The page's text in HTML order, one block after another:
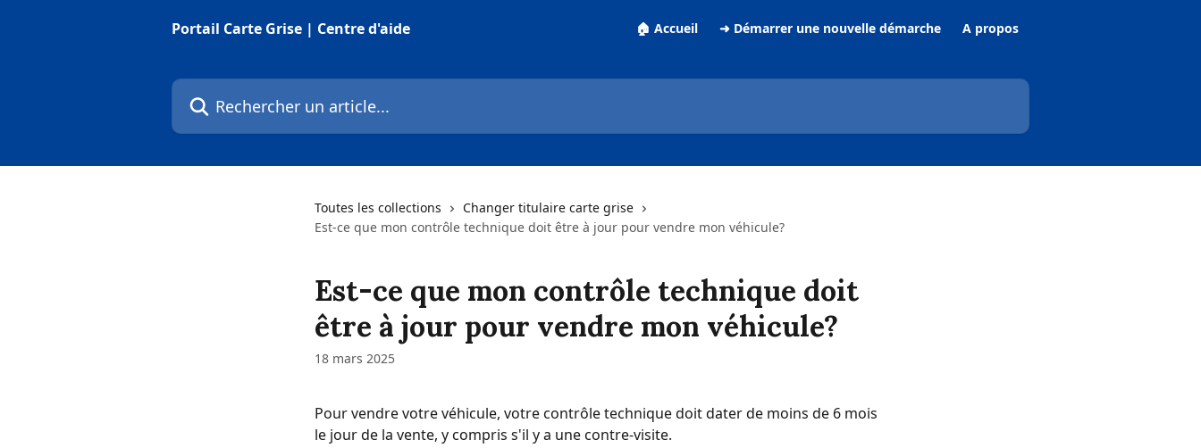
Portail Carte Grise | Centre d'aide
🏠 Accueil ➜ Démarrer une nouvelle démarche A propos
Rechercher un article...
Toutes les collections
Changer titulaire carte grise
Est-ce que mon contrôle technique doit être à jour pour vendre mon véhicule?
Est-ce que mon contrôle technique doit
être à jour pour vendre mon véhicule?
18 mars 2025
Pour vendre votre véhicule, votre contrôle technique doit dater de moins de 6 mois
le jour de la vente, y compris s'il y a une contre-visite.